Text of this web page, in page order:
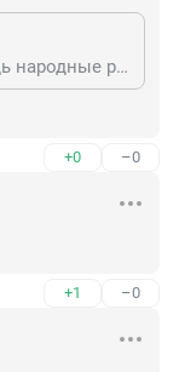
Ох , доберутся до них когда - нибудь народные руки.. Долго закипает..
+0 –0
+1 –0